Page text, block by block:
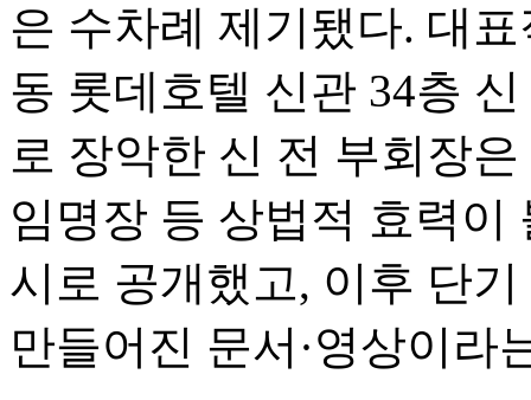
은 수차례 제기됐다. 대
동 롯데호텔 신관 34층
로 장악한 신 전 부회장
임명장 등 상법적 효력이
시로 공개했고, 이후 단
만들어진 문서·영상이라